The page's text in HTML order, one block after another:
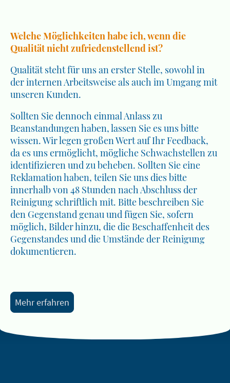
Welche Möglichkeiten habe ich, wenn die
Qualität nicht zufriedenstellend ist?
Qualität steht für uns an erster Stelle, sowohl in
der internen Arbeitsweise als auch im Umgang mit
unseren Kunden.
Sollten Sie dennoch einmal Anlass zu
Beanstandungen haben, lassen Sie es uns bitte
wissen. Wir legen großen Wert auf Ihr Feedback,
da es uns ermöglicht, mögliche Schwachstellen zu
identifizieren und zu beheben. Sollten Sie eine
Reklamation haben, teilen Sie uns dies bitte
innerhalb von 48 Stunden nach Abschluss der
Reinigung schriftlich mit. Bitte beschreiben Sie
den Gegenstand genau und fügen Sie, sofern
möglich, Bilder hinzu, die die Beschaffenheit des
Gegenstandes und die Umstände der Reinigung
dokumentieren.
Mehr erfahren